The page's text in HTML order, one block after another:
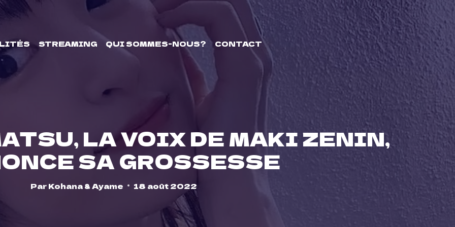
STREAMING QUI SOMMES-NOUS? CONTACT
LA VOIX DE MAKI ZENIN,
SA GROSSESSE
ParKohana & Ayame 18 août 2022